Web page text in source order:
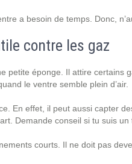
a besoin de temps. Donc,
contre les gaz
petite éponge. Il attire certains
le ventre semble plein d’air.
En effet, il peut aussi capter
Demande conseil si tu suis un
courts. Il ne doit pas